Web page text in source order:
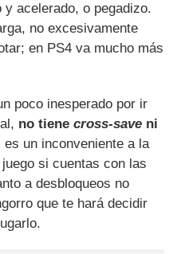
acelerado, o pegadizo.
no excesivamente
en PS4 va mucho más
poco inesperado por ir
no tienecross-save ni
es un inconveniente a la
si cuentas con las
a desbloqueos no
que te hará decidir